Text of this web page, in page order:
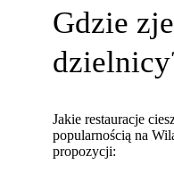
Gdzie
Jakie restauracje
popularnością na
propozycji: